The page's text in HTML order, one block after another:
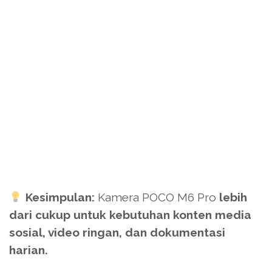
Kesimpulan: Kamera POCO M6 Pro lebih
dari cukup untuk kebutuhan konten media
sosial, video ringan, dan dokumentasi
harian.